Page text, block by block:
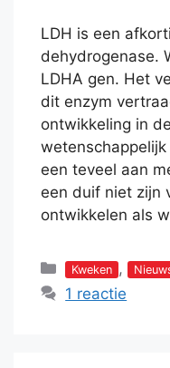
LDH is een
dehydrogenase.
LDHA gen. Het
dit enzym
ontwikkeling in
een teveel aan
een duif niet zijn
ontwikkelen als
Categorieën
Kweken ,
1 reactie